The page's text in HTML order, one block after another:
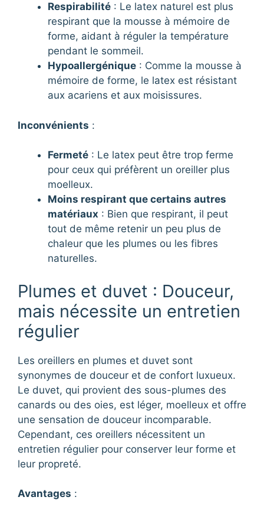
Respirabilité : Le latex naturel est plus
respirant que la mousse à mémoire de
forme, aidant à réguler la température
pendant le sommeil.
Hypoallergénique : Comme la mousse à
mémoire de forme, le latex est résistant
aux acariens et aux moisissures.
Inconvénients :
Fermeté : Le latex peut être trop ferme
pour ceux qui préfèrent un oreiller plus
moelleux.
Moins respirant que certains autres
matériaux : Bien que respirant, il peut
tout de même retenir un peu plus de
chaleur que les plumes ou les fibres
naturelles.
Plumes et duvet : Douceur,
mais nécessite un entretien
régulier
Les oreillers en plumes et duvet sont
synonymes de douceur et de confort luxueux.
Le duvet, qui provient des sous-plumes des
canards ou des oies, est léger, moelleux et offre
une sensation de douceur incomparable.
Cependant, ces oreillers nécessitent un
entretien régulier pour conserver leur forme et
leur propreté.
Avantages :